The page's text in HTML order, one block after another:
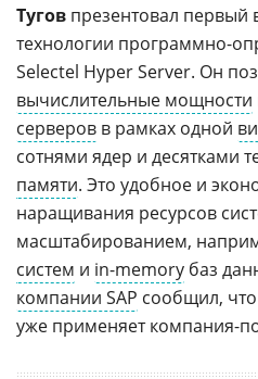
Тугов презентовал первый
технологии программно-
Selectel Hyper Server. Он
вычислительные мощности
серверов в рамках одной
сотнями ядер и десятками
памяти. Это удобное и
наращивания ресурсов
масштабированием,
систем и in-memory баз
компании SAP сообщил, что
уже применяет компания-